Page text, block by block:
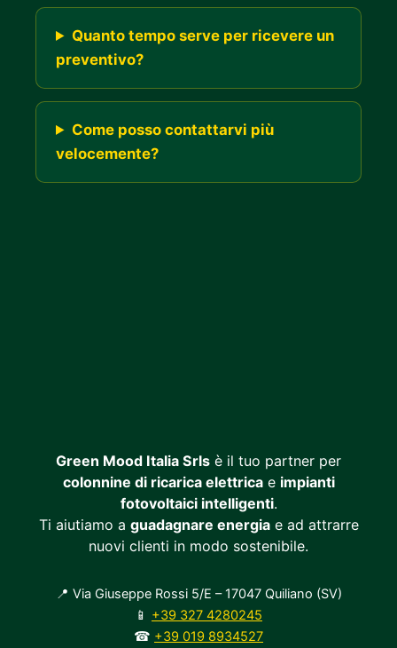
Quanto tempo serve per ricevere un
preventivo?
Come posso contattarvi più
velocemente?
Green Mood Italia Srls è il tuo partner per
colonnine di ricarica elettricae impianti
fotovoltaici intelligenti.
Ti aiutiamo a guadagnare energiae ad attrarre
nuovi clienti in modo sostenibile.
📍 Via Giuseppe Rossi 5/E – 17047 Quiliano (SV)
📱 +39 327 4280245
☎ +39 019 8934527